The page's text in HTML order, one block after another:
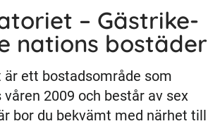
– Gästrike-
nations bostäder
är ett bostadsområde som
2009 och består av sex
bor du bekvämt med närhet till